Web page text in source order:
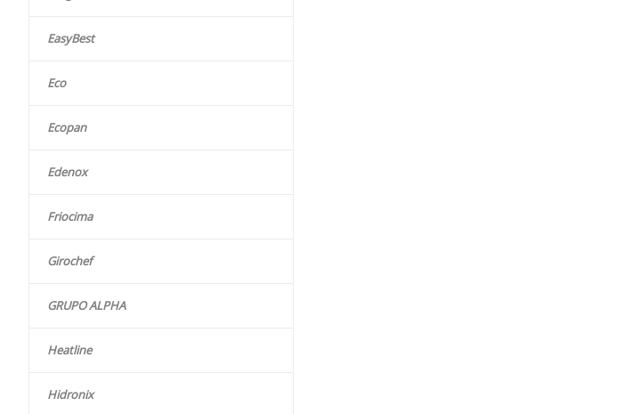
EasyBest
Eco
Ecopan
Edenox
Friocima
Girochef
GRUPO ALPHA
Heatline
Hidronix